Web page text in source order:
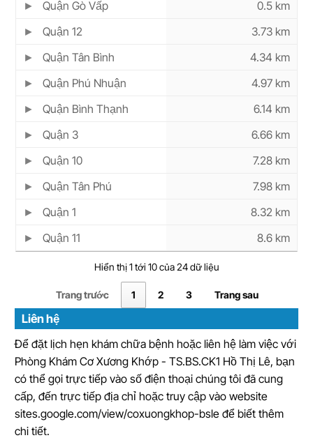
Quận Gò Vấp
0.5 km
Quận 12
3.73 km
Quận Tân Bình
4.34 km
Quận Phú Nhuận
4.97 km
Quận Bình Thạnh
6.14 km
Quận 3
6.66 km
Quận 10
7.28 km
Quận Tân Phú
7.98 km
Quận 1
8.32 km
Quận 11
8.6 km
Hiển thị 1 tới 10 của 24 dữ liệu
Trang trước 1 2 3 Trang sau
Liên hệ
Để đặt lịch hẹn khám chữa bệnh hoặc liên hệ làm việc với
Phòng Khám Cơ Xương Khớp - TS.BS.CK1 Hồ Thị Lê, bạn
có thể gọi trực tiếp vào số điện thoại chúng tôi đã cung
cấp, đến trực tiếp địa chỉ hoặc truy cập vào website
sites.google.com/view/coxuongkhop-bsle để biết thêm
chi tiết.